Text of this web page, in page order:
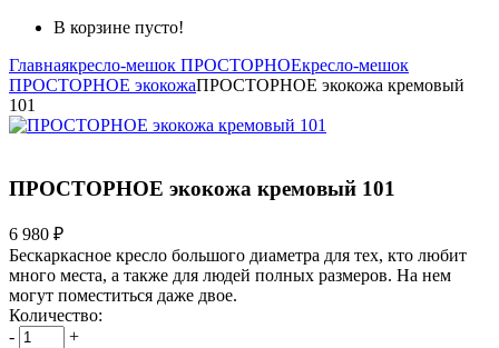
В корзине пусто!
Главнаякресло-мешок ПРОСТОРНОЕкресло-мешок
ПРОСТОРНОЕ экокожаПРОСТОРНОЕ экокожа кремовый
101
ПРОСТОРНОЕ экокожа кремовый 101
6 980 ₽
Бескаркасное кресло большого диаметра для тех, кто любит
много места, а также для людей полных размеров. На нем
могут поместиться даже двое.
Количество:
-
+